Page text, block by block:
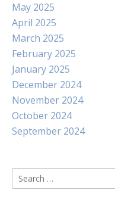
May 2025
April 2025
March 2025
February 2025
January 2025
December 2024
November 2024
October 2024
September 2024
Search
for: